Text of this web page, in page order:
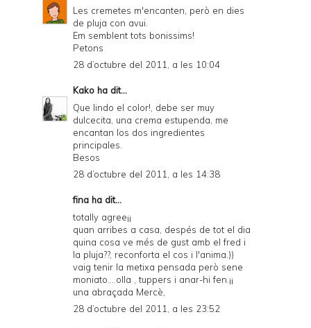
Les cremetes m'encanten, però en dies
de pluja con avui.
Em semblent tots bonissims!
Petons
28 d’octubre del 2011, a les 10:04
Kako ha dit...
Que lindo el color!, debe ser muy
dulcecita, una crema estupenda, me
encantan los dos ingredientes
principales.
Besos
28 d’octubre del 2011, a les 14:38
fina ha dit...
totally agree¡¡
quan arribes a casa, despés de tot el dia
quina cosa ve més de gust amb el fred i
la pluja??, reconforta el cos i l'anima.))
vaig tenir la metixa pensada però sene
moniato....olla , tuppers i anar-hi fen.¡¡
una abraçada Mercè,
28 d’octubre del 2011, a les 23:52